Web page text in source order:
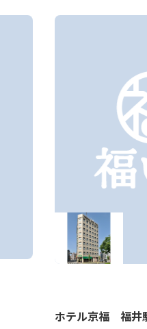
ホテル京福 福井